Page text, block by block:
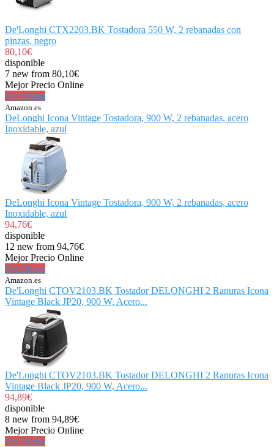
De'Longhi CTX2203.BK Tostadora 550 W, 2 rebanadas con
pinzas, negro
80,10€
disponible
7 new from 80,10€
Mejor Precio Online
Ver Oferta
Amazon.es
DeLonghi Icona Vintage Tostadora, 900 W, 2 rebanadas, acero
Inoxidable, azul
DeLonghi Icona Vintage Tostadora, 900 W, 2 rebanadas, acero
Inoxidable, azul
94,76€
disponible
12 new from 94,76€
Mejor Precio Online
Ver Oferta
Amazon.es
De'Longhi CTOV2103.BK Tostador DELONGHI 2 Ranuras Icona
Vintage Black JP20, 900 W, Acero...
De'Longhi CTOV2103.BK Tostador DELONGHI 2 Ranuras Icona
Vintage Black JP20, 900 W, Acero...
94,89€
disponible
8 new from 94,89€
Mejor Precio Online
Ver Oferta